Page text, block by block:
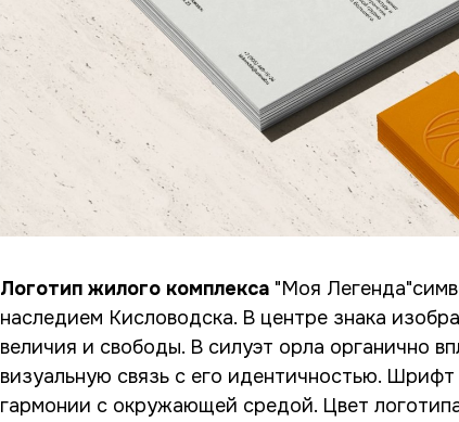
Логотип жилого комплекса "Моя
наследием Кисловодска. В центре знака
величия и свободы. В силуэт орла органично
визуальную связь с его идентичностью.
гармонии с окружающей средой. Цвет